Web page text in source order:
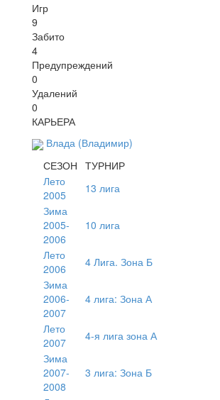
Игр
9
Забито
4
Предупреждений
0
Удалений
0
КАРЬЕРА
Влада (Владимир)
СЕЗОН ТУРНИР
Лето
2005
13 лига
Зима
2005-
2006
10 лига
Лето
2006
4 Лига. Зона Б
Зима
2006-
2007
4 лига: Зона А
Лето
2007
4-я лига зона А
Зима
2007-
2008
3 лига: Зона Б